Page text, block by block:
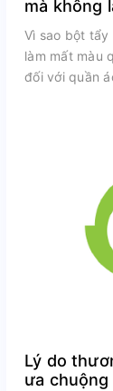
mà không
Vì sao bột tẩy
làm mất màu
đối với quần
Lý do
ưa